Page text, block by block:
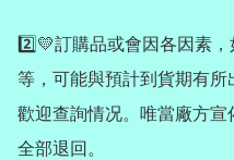
2️⃣💛訂購品或會因各因素
等，可能與預計到貨期有
歡迎查詢情况。唯當廠方
全部退回。